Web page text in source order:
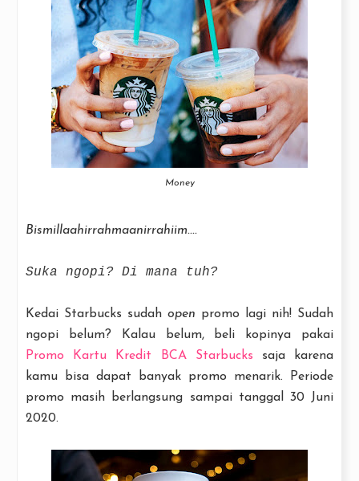
Money
Bismillaahirrahmaanirrahiim....
Suka ngopi? Di mana tuh?
Kedai Starbucks sudah open promo lagi nih! Sudah
ngopi belum? Kalau belum, beli kopinya pakai
Promo Kartu Kredit BCA Starbucks saja karena
kamu bisa dapat banyak promo menarik. Periode
promo masih berlangsung sampai tanggal 30 Juni
2020.